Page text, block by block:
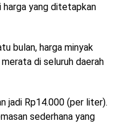
harga yang ditetapkan
bulan, harga minyak
di seluruh daerah
jadi Rp14.000 (per liter).
sederhana yang